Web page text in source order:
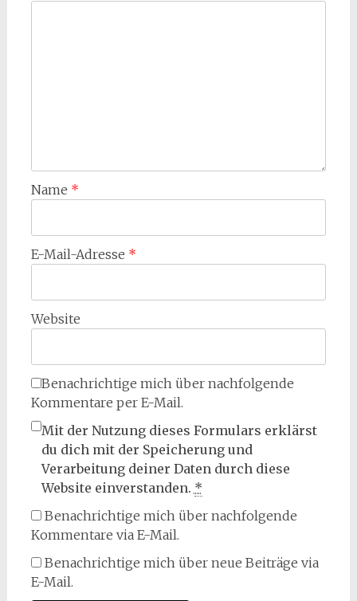
Name *
E-Mail-Adresse *
Website
Benachrichtige mich über nachfolgende
Kommentare per E-Mail.
Mit der Nutzung dieses Formulars erklärst
du dich mit der Speicherung und
Verarbeitung deiner Daten durch diese
Website einverstanden. *
Benachrichtige mich über nachfolgende
Kommentare via E-Mail.
Benachrichtige mich über neue Beiträge via
E-Mail.